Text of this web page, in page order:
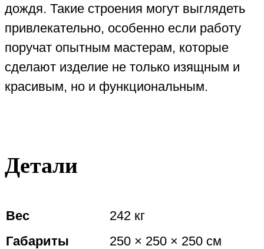
дождя. Такие строения могут выглядеть
привлекательно, особенно если работу
поручат опытным мастерам, которые
сделают изделие не только изящным и
красивым, но и функциональным.
Детали
Вес
242 кг
Габариты
250 × 250 × 250 см